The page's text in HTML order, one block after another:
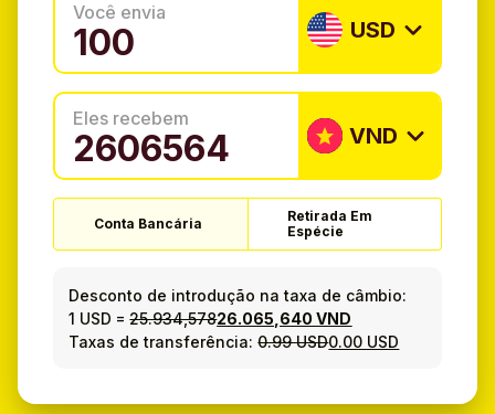
Você envia
USD
Eles recebem
VND
Conta Bancária
Retirada Em
Espécie
Desconto de introdução na taxa de câmbio:
1 USD =25.934,57826.065,640 VND
Taxas de transferência:0.99 USD0.00 USD